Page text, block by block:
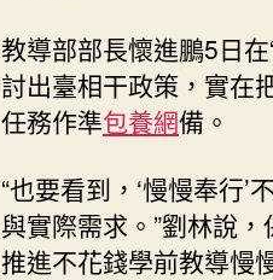
教導部部長懷進鵬5日
討出臺相干政策，實在
任務作準包養網備。
“也要看到，‘慢慢奉行’
與實際需求。”劉林說
推進不花錢學前教導慢